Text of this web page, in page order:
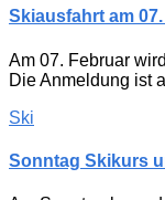
Skiausfahrt am
Am 07. Februar
Die Anmeldung ist
Ski
Sonntag Skikurs